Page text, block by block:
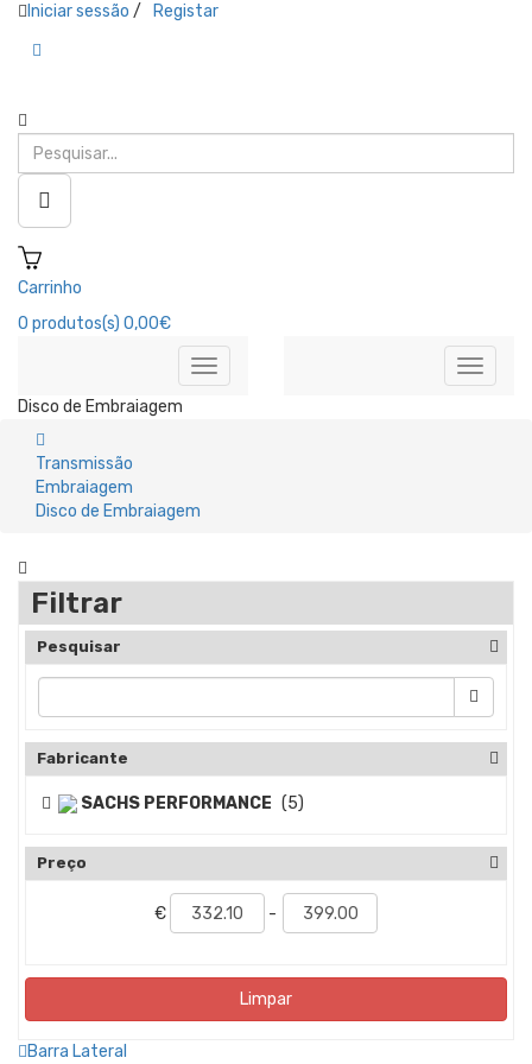
Iniciar sessão / Registar
Carrinho
0 produtos(s) 0,00€
Disco de Embraiagem
Transmissão
Embraiagem
Disco de Embraiagem
Filtrar
Pesquisar
Fabricante
SACHS PERFORMANCE (5)
Preço
€ -
Limpar
Barra Lateral